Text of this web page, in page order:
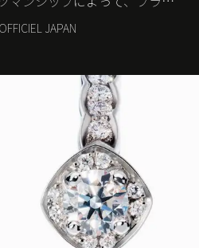
たな生命を吹き込む。
JAPAN